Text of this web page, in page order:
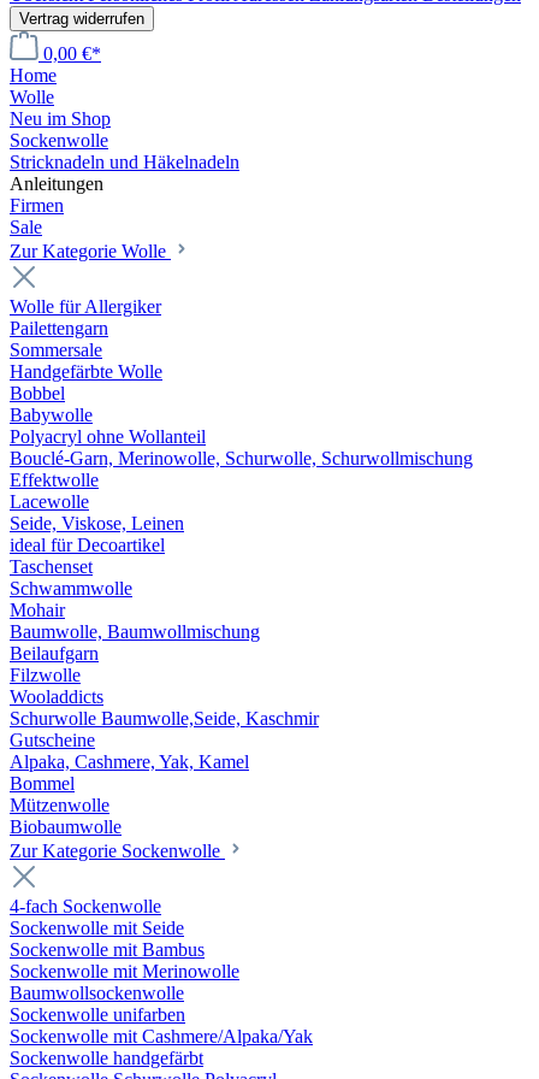
Vertrag widerrufen
0,00 €*
Home
Wolle
Neu im Shop
Sockenwolle
Stricknadeln und Häkelnadeln
Anleitungen
Firmen
Sale
Zur Kategorie Wolle
Wolle für Allergiker
Pailettengarn
Sommersale
Handgefärbte Wolle
Bobbel
Babywolle
Polyacryl ohne Wollanteil
Bouclé-Garn, Merinowolle, Schurwolle, Schurwollmischung
Effektwolle
Lacewolle
Seide, Viskose, Leinen
ideal für Decoartikel
Taschenset
Schwammwolle
Mohair
Baumwolle, Baumwollmischung
Beilaufgarn
Filzwolle
Wooladdicts
Schurwolle Baumwolle,Seide, Kaschmir
Gutscheine
Alpaka, Cashmere, Yak, Kamel
Bommel
Mützenwolle
Biobaumwolle
Zur Kategorie Sockenwolle
4-fach Sockenwolle
Sockenwolle mit Seide
Sockenwolle mit Bambus
Sockenwolle mit Merinowolle
Baumwollsockenwolle
Sockenwolle unifarben
Sockenwolle mit Cashmere/Alpaka/Yak
Sockenwolle handgefärbt